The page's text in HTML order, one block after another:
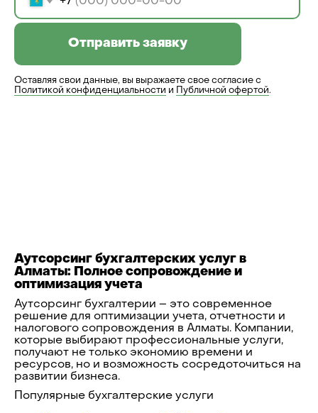
Отправить заявку
Оставляя свои данные, вы выражаете свое согласие с
Политикой конфиденциальности и Публичной офертой.
Аутсорсинг бухгалтерских услуг в
Алматы: Полное сопровождение и
оптимизация учета
Аутсорсинг бухгалтерии – это современное
решение для оптимизации учета, отчетности и
налогового сопровождения в Алматы. Компании,
которые выбирают профессиональные услуги,
получают не только экономию времени и
ресурсов, но и возможность сосредоточиться на
развитии бизнеса.
Популярные бухгалтерские услуги